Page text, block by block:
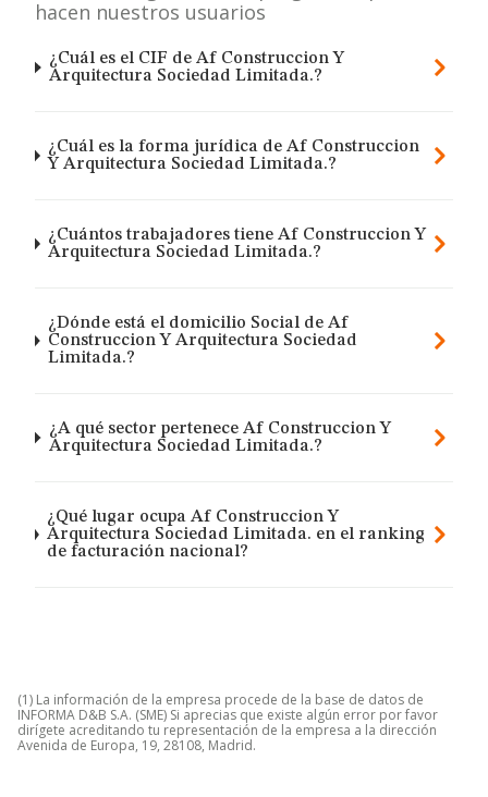
hacen nuestros usuarios
¿Cuál es el CIF de Af Construccion Y
Arquitectura Sociedad Limitada.?
¿Cuál es la forma jurídica de Af Construccion
Y Arquitectura Sociedad Limitada.?
¿Cuántos trabajadores tiene Af Construccion Y
Arquitectura Sociedad Limitada.?
¿Dónde está el domicilio Social de Af
Construccion Y Arquitectura Sociedad
Limitada.?
¿A qué sector pertenece Af Construccion Y
Arquitectura Sociedad Limitada.?
¿Qué lugar ocupa Af Construccion Y
Arquitectura Sociedad Limitada. en el ranking
de facturación nacional?
(1) La información de la empresa procede de la base de datos de
INFORMA D&B S.A. (SME) Si aprecias que existe algún error por favor
dirígete acreditando tu representación de la empresa a la dirección
Avenida de Europa, 19, 28108, Madrid.